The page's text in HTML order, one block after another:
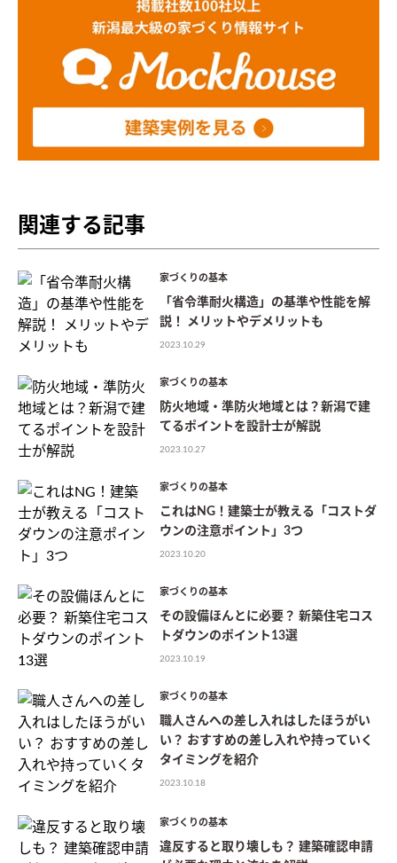
関連する記事
家づくりの基本
「省令準耐火構造」の基準や性能を解
説！ メリットやデメリットも
2023.10.29
家づくりの基本
防火地域・準防火地域とは？新潟で建
てるポイントを設計士が解説
2023.10.27
家づくりの基本
これはNG！建築士が教える「コストダ
ウンの注意ポイント」3つ
2023.10.20
家づくりの基本
その設備ほんとに必要？ 新築住宅コス
トダウンのポイント13選
2023.10.19
家づくりの基本
職人さんへの差し入れはしたほうがい
い？ おすすめの差し入れや持っていく
タイミングを紹介
2023.10.18
家づくりの基本
違反すると取り壊しも？ 建築確認申請